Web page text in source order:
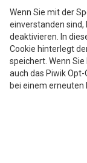
Wenn Sie mit der
einverstanden sind,
deaktivieren. In
Cookie hinterlegt
speichert. Wenn
auch das Piwik
bei einem